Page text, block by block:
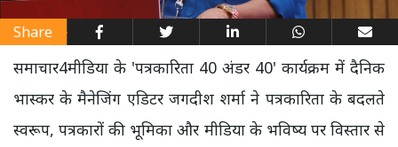
Share
समाचार4मीडिया के 'पत्रकारिता 40 अंडर 40' कार्यक्रम में दैनिक
भास्कर के मैनेजिंग एडिटर जगदीश शर्मा ने पत्रकारिता के बदलते
स्वरूप, पत्रकारों की भूमिका और मीडिया के भविष्य पर विस्तार से